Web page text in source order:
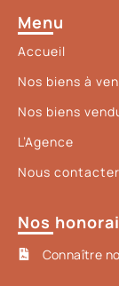
Menu
Accueil
Nos biens à
Nos biens
L’Agence
Nous contacter
Nos
Connaître